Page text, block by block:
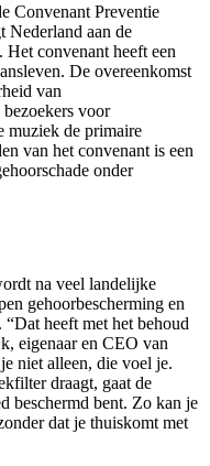
Convenant Preventie
Nederland aan de
convenant heeft een
De overeenkomst
van
voor
muziek de primaire
van het convenant is een
onder
na veel landelijke
gehoorbescherming en
heeft met het behoud
eigenaar en CEO van
niet alleen, die voel je.
draagt, gaat de
beschermd bent. Zo kan je
dat je thuiskomt met